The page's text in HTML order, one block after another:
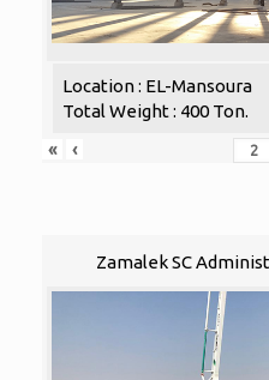
Location : EL-Mansoura
Total Weight : 400 Ton.
«
‹
Zamalek SC